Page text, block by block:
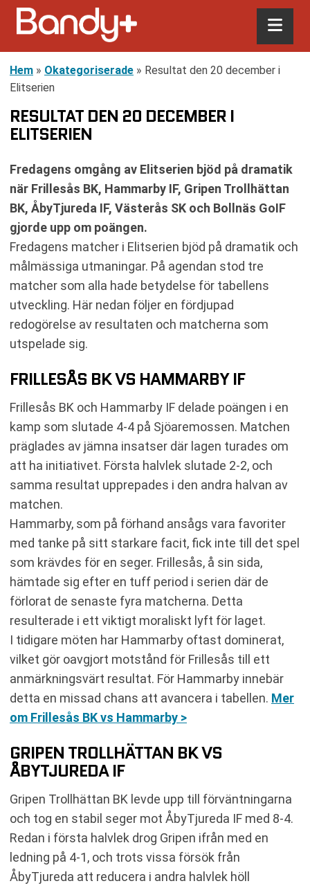
Hem » Okategoriserade » Resultat den 20 december i
Elitserien
RESULTAT DEN 20 DECEMBER I
ELITSERIEN
Fredagens omgång av Elitserien bjöd på dramatik
när Frillesås BK, Hammarby IF, Gripen Trollhättan
BK, ÅbyTjureda IF, Västerås SK och Bollnäs GoIF
gjorde upp om poängen.
Fredagens matcher i Elitserien bjöd på dramatik och
målmässiga utmaningar. På agendan stod tre
matcher som alla hade betydelse för tabellens
utveckling. Här nedan följer en fördjupad
redogörelse av resultaten och matcherna som
utspelade sig.
FRILLESÅS BK VS HAMMARBY IF
Frillesås BK och Hammarby IF delade poängen i en
kamp som slutade 4-4 på Sjöaremossen. Matchen
präglades av jämna insatser där lagen turades om
att ha initiativet. Första halvlek slutade 2-2, och
samma resultat upprepades i den andra halvan av
matchen.
Hammarby, som på förhand ansågs vara favoriter
med tanke på sitt starkare facit, fick inte till det spel
som krävdes för en seger. Frillesås, å sin sida,
hämtade sig efter en tuff period i serien där de
förlorat de senaste fyra matcherna. Detta
resulterade i ett viktigt moraliskt lyft för laget.
I tidigare möten har Hammarby oftast dominerat,
vilket gör oavgjort motstånd för Frillesås till ett
anmärkningsvärt resultat. För Hammarby innebär
detta en missad chans att avancera i tabellen. Mer
om Frillesås BK vs Hammarby >
GRIPEN TROLLHÄTTAN BK VS
ÅBYTJUREDA IF
Gripen Trollhättan BK levde upp till förväntningarna
och tog en stabil seger mot ÅbyTjureda IF med 8-4.
Redan i första halvlek drog Gripen ifrån med en
ledning på 4-1, och trots vissa försök från
ÅbyTjureda att reducera i andra halvlek höll